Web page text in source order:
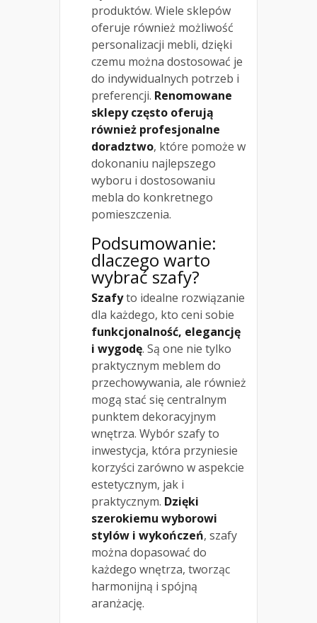
produktów. Wiele sklepów
oferuje również możliwość
personalizacji mebli, dzięki
czemu można dostosować je
do indywidualnych potrzeb i
preferencji. Renomowane
sklepy często oferują
również profesjonalne
doradztwo, które pomoże w
dokonaniu najlepszego
wyboru i dostosowaniu
mebla do konkretnego
pomieszczenia.
Podsumowanie:
dlaczego warto
wybrać szafy?
Szafyto idealne rozwiązanie
dla każdego, kto ceni sobie
funkcjonalność, elegancję
i wygodę. Są one nie tylko
praktycznym meblem do
przechowywania, ale również
mogą stać się centralnym
punktem dekoracyjnym
wnętrza. Wybór szafy to
inwestycja, która przyniesie
korzyści zarówno w aspekcie
estetycznym, jak i
praktycznym. Dzięki
szerokiemu wyborowi
stylów i wykończeń, szafy
można dopasować do
każdego wnętrza, tworząc
harmonijną i spójną
aranżację.